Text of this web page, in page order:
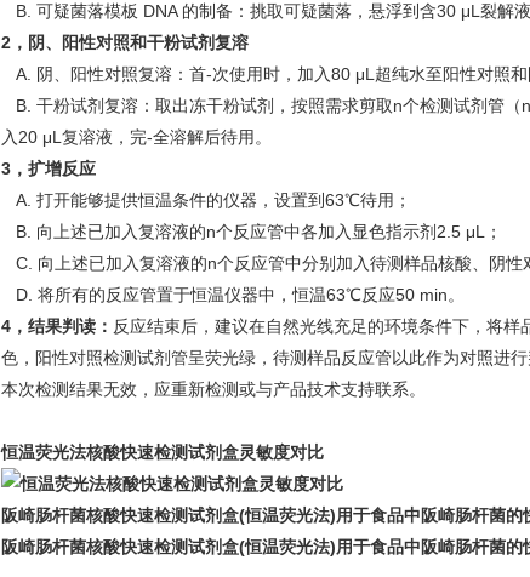
B. 可疑菌落模板 DNA 的制备：挑取可疑菌落，悬浮到含30 μL裂解
2，阴、阳性对照和干粉试剂复溶
A. 阴、阳性对照复溶：首-次使用时，加入80 μL超纯水至阳性对照
B. 干粉试剂复溶：取出冻干粉试剂，按照需求剪取n个检测试剂管
入20 μL复溶液，完-全溶解后待用。
3，扩增反应
A. 打开能够提供恒温条件的仪器，设置到63℃待用；
B. 向上述已加入复溶液的n个反应管中各加入显色指示剂2.5 μL；
C. 向上述已加入复溶液的n个反应管中分别加入待测样品核酸、阴性
D. 将所有的反应管置于恒温仪器中，恒温63℃反应50 min。
4，结果判读： 反应结束后，建议在自然光线充足的环境条件下，将
色，阳性对照检测试剂管呈荧光绿，待测样品反应管以此作为对照进
本次检测结果无效，应重新检测或与产品技术支持联系。
恒温荧光法核酸快速检测试剂盒灵敏度对比
阪崎肠杆菌核酸快速检测试剂盒(恒温荧光法)用于食品中阪崎肠杆菌的
阪崎肠杆菌核酸快速检测试剂盒(恒温荧光法)用于食品中阪崎肠杆菌的